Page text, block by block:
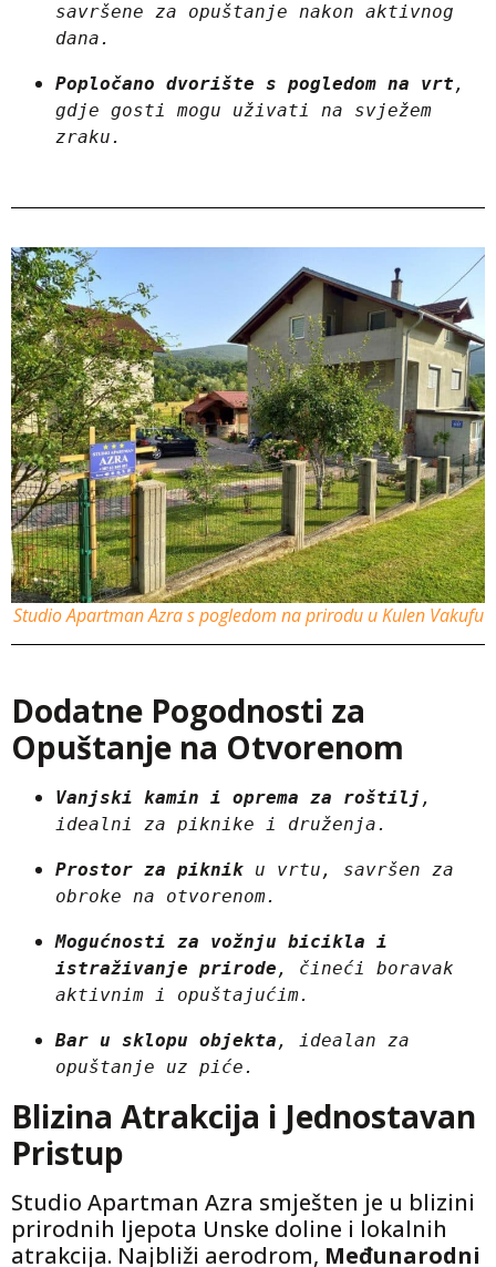
savršene za opuštanje nakon aktivnog
dana.
Popločano dvorište s pogledom na vrt ,
gdje gosti mogu uživati na svježem
zraku.
Studio Apartman Azra s pogledom na prirodu u Kulen Vakufu
Dodatne Pogodnosti za
Opuštanje na Otvorenom
Vanjski kamin i oprema za roštilj ,
idealni za piknike i druženja.
Prostor za piknik u vrtu, savršen za
obroke na otvorenom.
Mogućnosti za vožnju bicikla i
istraživanje prirode , čineći boravak
aktivnim i opuštajućim.
Bar u sklopu objekta , idealan za
opuštanje uz piće.
Blizina Atrakcija i Jednostavan
Pristup
Studio Apartman Azra smješten je u blizini
prirodnih ljepota Unske doline i lokalnih
atrakcija. Najbliži aerodrom, Međunarodni